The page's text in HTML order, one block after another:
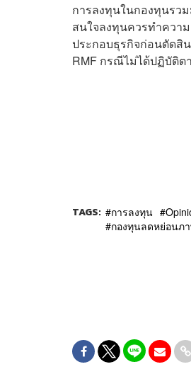
การลงทุนในกองทุนรว
สนใจลงทุนควรทำควา
ประกอบธุรกิจก่อนตัดสิ
RMF กรณีไม่ได้ปฏิบัติต
TAGS: การลงทุน
กองทุนลดหย่อนภ